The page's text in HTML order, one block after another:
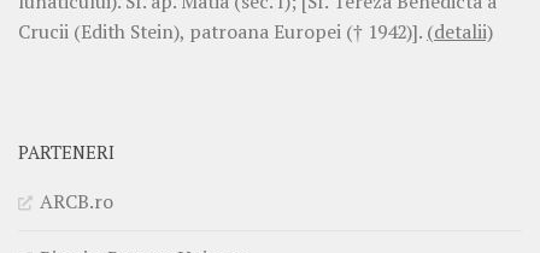
Crucii (Edith Stein), patroana Europei († 1942)]. (detalii)
PARTENERI
ARCB.ro